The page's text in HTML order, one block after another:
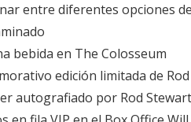
entre diferentes opciones
bebida en The Colosseum
edición limitada de
autografiado por Rod Stewart